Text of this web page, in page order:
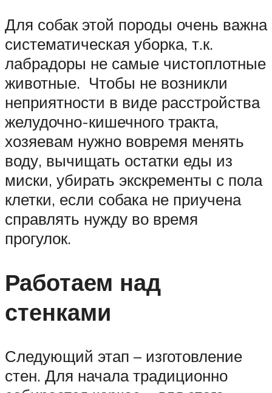
Для собак этой породы очень важна
систематическая уборка, т.к.
лабрадоры не самые чистоплотные
животные. Чтобы не возникли
неприятности в виде расстройства
желудочно-кишечного тракта,
хозяевам нужно вовремя менять
воду, вычищать остатки еды из
миски, убирать экскременты с пола
клетки, если собака не приучена
справлять нужду во время
прогулок.
Работаем над
стенками
Следующий этап – изготовление
стен. Для начала традиционно